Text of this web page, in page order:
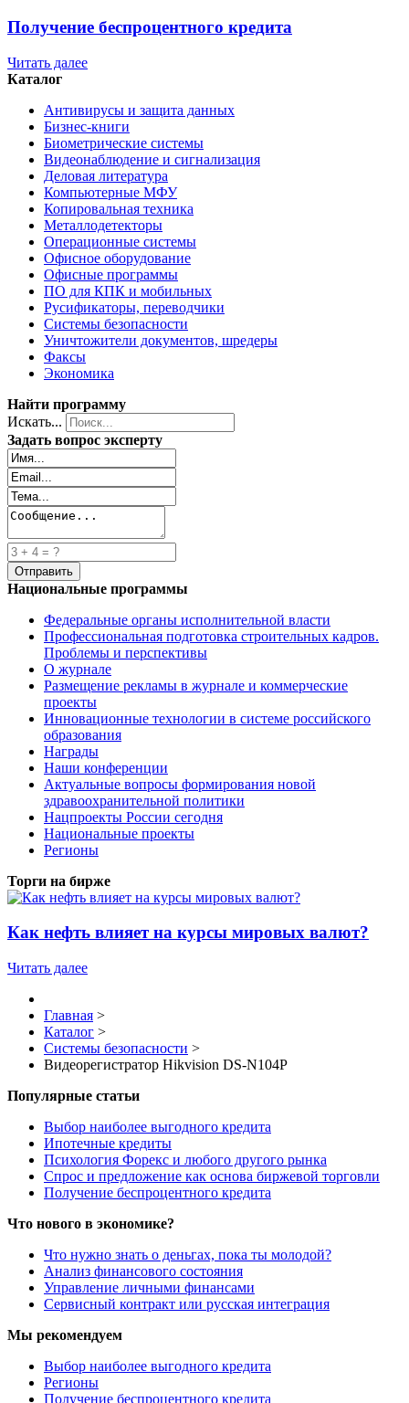
Получение беспроцентного кредита
Читать далее
Каталог
Антивирусы и защита данных
Бизнес-книги
Биометрические системы
Видеонаблюдение и сигнализация
Деловая литература
Компьютерные МФУ
Копировальная техника
Металлодетекторы
Операционные системы
Офисное оборудование
Офисные программы
ПО для КПК и мобильных
Русификаторы, переводчики
Системы безопасности
Уничтожители документов, шредеры
Факсы
Экономика
Найти программу
Искать...
Задать вопрос эксперту
Национальные программы
Федеральные органы исполнительной власти
Профессиональная подготовка строительных кадров.
Проблемы и перспективы
О журнале
Размещение рекламы в журнале и коммерческие
проекты
Инновационные технологии в системе российского
образования
Награды
Наши конференции
Актуальные вопросы формирования новой
здравоохранительной политики
Нацпроекты России сегодня
Национальные проекты
Регионы
Торги на бирже
Как нефть влияет на курсы мировых валют?
Читать далее
Главная >
Каталог >
Системы безопасности >
Видеорегистратор Hikvision DS-N104P
Популярные статьи
Выбор наиболее выгодного кредита
Ипотечные кредиты
Психология Форекс и любого другого рынка
Спрос и предложение как основа биржевой торговли
Получение беспроцентного кредита
Что нового в экономике?
Что нужно знать о деньгах, пока ты молодой?
Анализ финансового состояния
Управление личными финансами
Сервисный контракт или русская интеграция
Мы рекомендуем
Выбор наиболее выгодного кредита
Регионы
Получение беспроцентного кредита